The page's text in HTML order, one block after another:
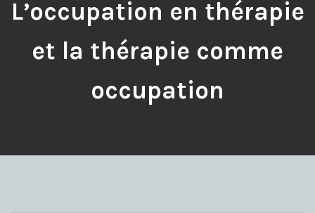
L’occupation en thérapie
et la thérapie comme
occupation